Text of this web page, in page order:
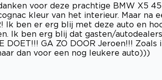
voor deze prachtige BMW X5
kleur van het interieur. Maar na
Ik ben er erg blij met deze auto en
Ik ben erg blij dat gasten/
DOET!!! GA ZO DOOR Jeroen!!!
dan voor een nog leukere auto)))